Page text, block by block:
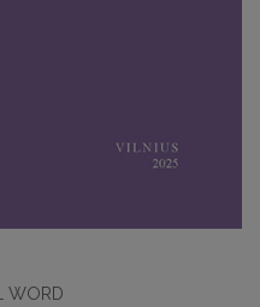
WORD